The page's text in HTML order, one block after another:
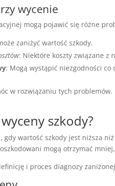
wycenie
mogą pojawić się różne
zaniżyć wartość szkody.
: Niektóre koszty związane z
: Mogą wystąpić niezgodności
w rozwiązaniu tych
szkody?
gdy wartość szkody jest niższa
mogą otrzymać
i proces diagnozy